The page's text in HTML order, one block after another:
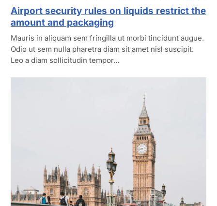
Airport security rules on liquids restrict the
amount and packaging
Mauris in aliquam sem fringilla ut morbi tincidunt augue.
Odio ut sem nulla pharetra diam sit amet nisl suscipit.
Leo a diam sollicitudin tempor…